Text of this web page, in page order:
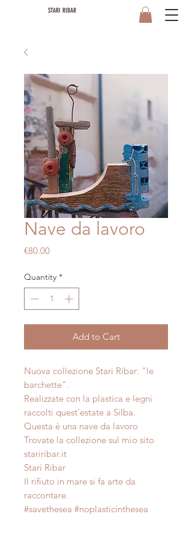
STARI RIBAR
Nave da lavoro
€80.00Price
Quantity *
Add to Cart
Nuova collezione Stari Ribar: "le
barchette".
Realizzate con la plastica e legni
raccolti quest'estate a Silba.
Questa è una nave da lavoro
Trovate la collezione sul mio sito
stariribar.it
Stari Ribar
Il rifiuto in mare si fa arte da
raccontare.
#savethesea #noplasticinthesea